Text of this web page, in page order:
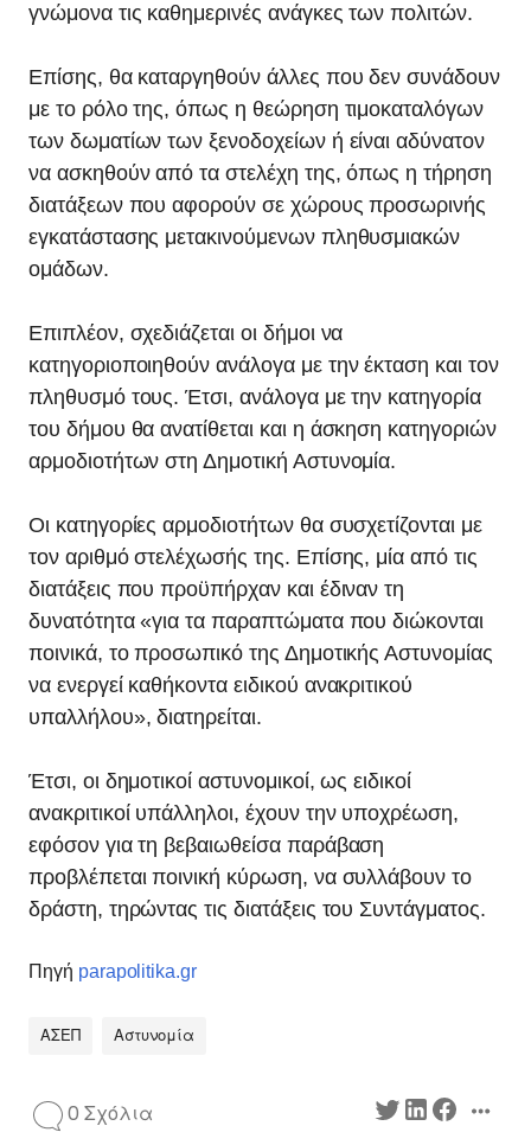
γνώμονα τις καθημερινές ανάγκες των πολιτών.
Επίσης, θα καταργηθούν άλλες που δεν συνάδουν
με το ρόλο της, όπως η θεώρηση τιμοκαταλόγων
των δωματίων των ξενοδοχείων ή είναι αδύνατον
να ασκηθούν από τα στελέχη της, όπως η τήρηση
διατάξεων που αφορούν σε χώρους προσωρινής
εγκατάστασης μετακινούμενων πληθυσμιακών
ομάδων.
Επιπλέον, σχεδιάζεται οι δήμοι να
κατηγοριοποιηθούν ανάλογα με την έκταση και τον
πληθυσμό τους. Έτσι, ανάλογα με την κατηγορία
του δήμου θα ανατίθεται και η άσκηση κατηγοριών
αρμοδιοτήτων στη Δημοτική Αστυνομία.
Οι κατηγορίες αρμοδιοτήτων θα συσχετίζονται με
τον αριθμό στελέχωσής της. Επίσης, μία από τις
διατάξεις που προϋπήρχαν και έδιναν τη
δυνατότητα «για τα παραπτώματα που διώκονται
ποινικά, το προσωπικό της Δημοτικής Αστυνομίας
να ενεργεί καθήκοντα ειδικού ανακριτικού
υπαλλήλου», διατηρείται.
Έτσι, οι δημοτικοί αστυνομικοί, ως ειδικοί
ανακριτικοί υπάλληλοι, έχουν την υποχρέωση,
εφόσον για τη βεβαιωθείσα παράβαση
προβλέπεται ποινική κύρωση, να συλλάβουν το
δράστη, τηρώντας τις διατάξεις του Συντάγματος.
Πηγή parapolitika.gr
ΑΣΕΠ Αστυνομία
0 Σχόλια